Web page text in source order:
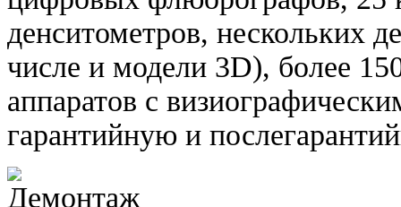
денситометров, нескольких
числе и модели 3D), более
аппаратов с
гарантийную и